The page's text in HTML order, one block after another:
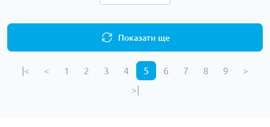
Показати ще
|< < 1 2 3 4 5 6 7 8 9
>
>|